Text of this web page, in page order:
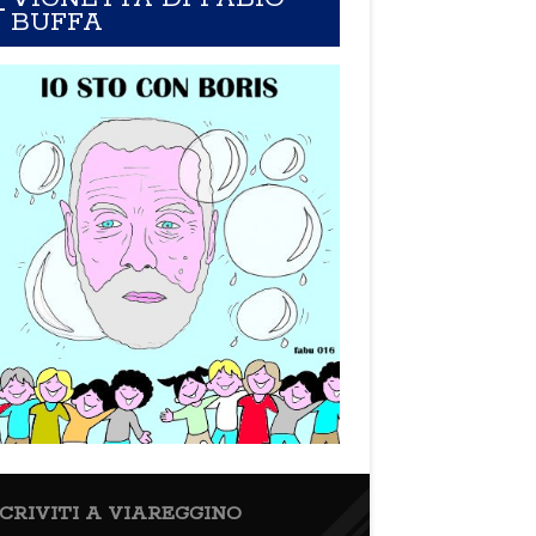
BUFFA
A VIAREGGINO